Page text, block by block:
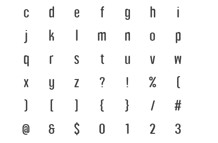
c
d e f g h
i
j
k m n o
p
q
r s t u v
w
x
y z ? ! %
(
)
{ } /
#
@
& $ 0 1 2
3